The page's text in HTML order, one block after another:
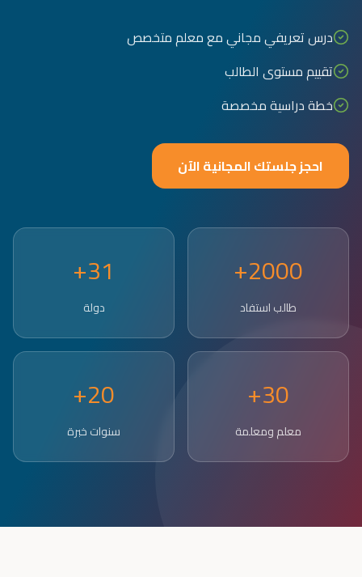
درس تعريفي مجاني مع معلم متخصص
تقييم مستوى الطالب
خطة دراسية مخصصة
احجز جلستك المجانية الآن
2000+
طالب استفاد
31+
دولة
30+
معلم ومعلمة
20+
سنوات خبرة